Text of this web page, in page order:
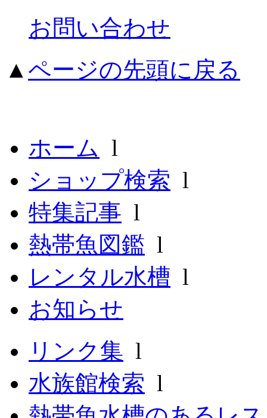
お問い合わせ
▲ ページの先頭に戻る
ホーム l
ショップ検索 l
特集記事 l
熱帯魚図鑑 l
レンタル水槽 l
お知らせ
リンク集 l
水族館検索 l